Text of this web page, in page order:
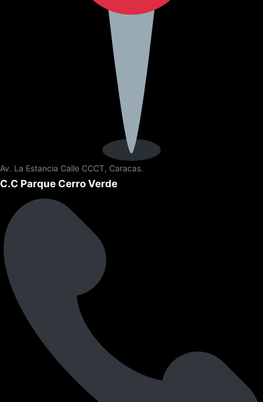
Av. La Estancia Calle CCCT, Caracas.
C.C Parque Cerro Verde